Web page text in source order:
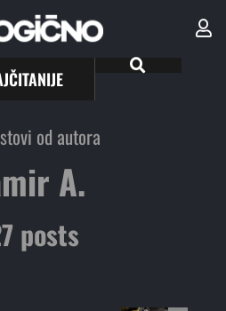
od autora
A.
posts